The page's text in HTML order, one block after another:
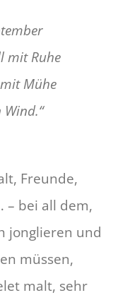
mit Ruhe
Mühe
Freunde,
– bei all dem,
jonglieren und
müssen,
malt, sehr